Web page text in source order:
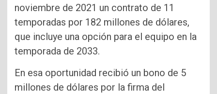
noviembre de 2021 un contrato de 11
temporadas por 182 millones de dólares,
que incluye una opción para el equipo en la
temporada de 2033.
En esa oportunidad recibió un bono de 5
millones de dólares por la firma del